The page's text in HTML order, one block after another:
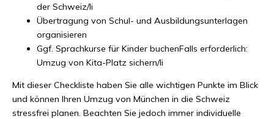
der Schweiz/li
Übertragung von Schul- und Ausbildungsunterlagen
organisieren
Ggf. Sprachkurse für Kinder buchenFalls erforderlich:
Umzug von Kita-Platz sichern/li
Mit dieser Checkliste haben Sie alle wichtigen Punkte im Blick
und können Ihren Umzug von München in die Schweiz
stressfrei planen. Beachten Sie jedoch immer individuelle